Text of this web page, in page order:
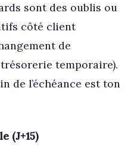
sont des oublis ou
côté client
de
temporaire).
de l’échéance est ton
(J+15)